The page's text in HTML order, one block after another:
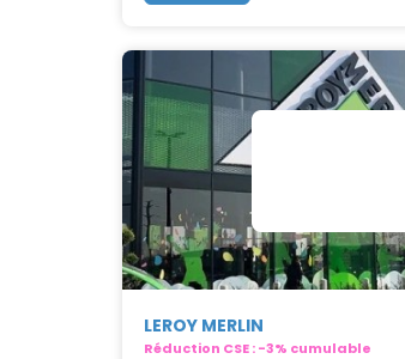
LEROY MERLIN
Réduction CSE : -3% cumulable